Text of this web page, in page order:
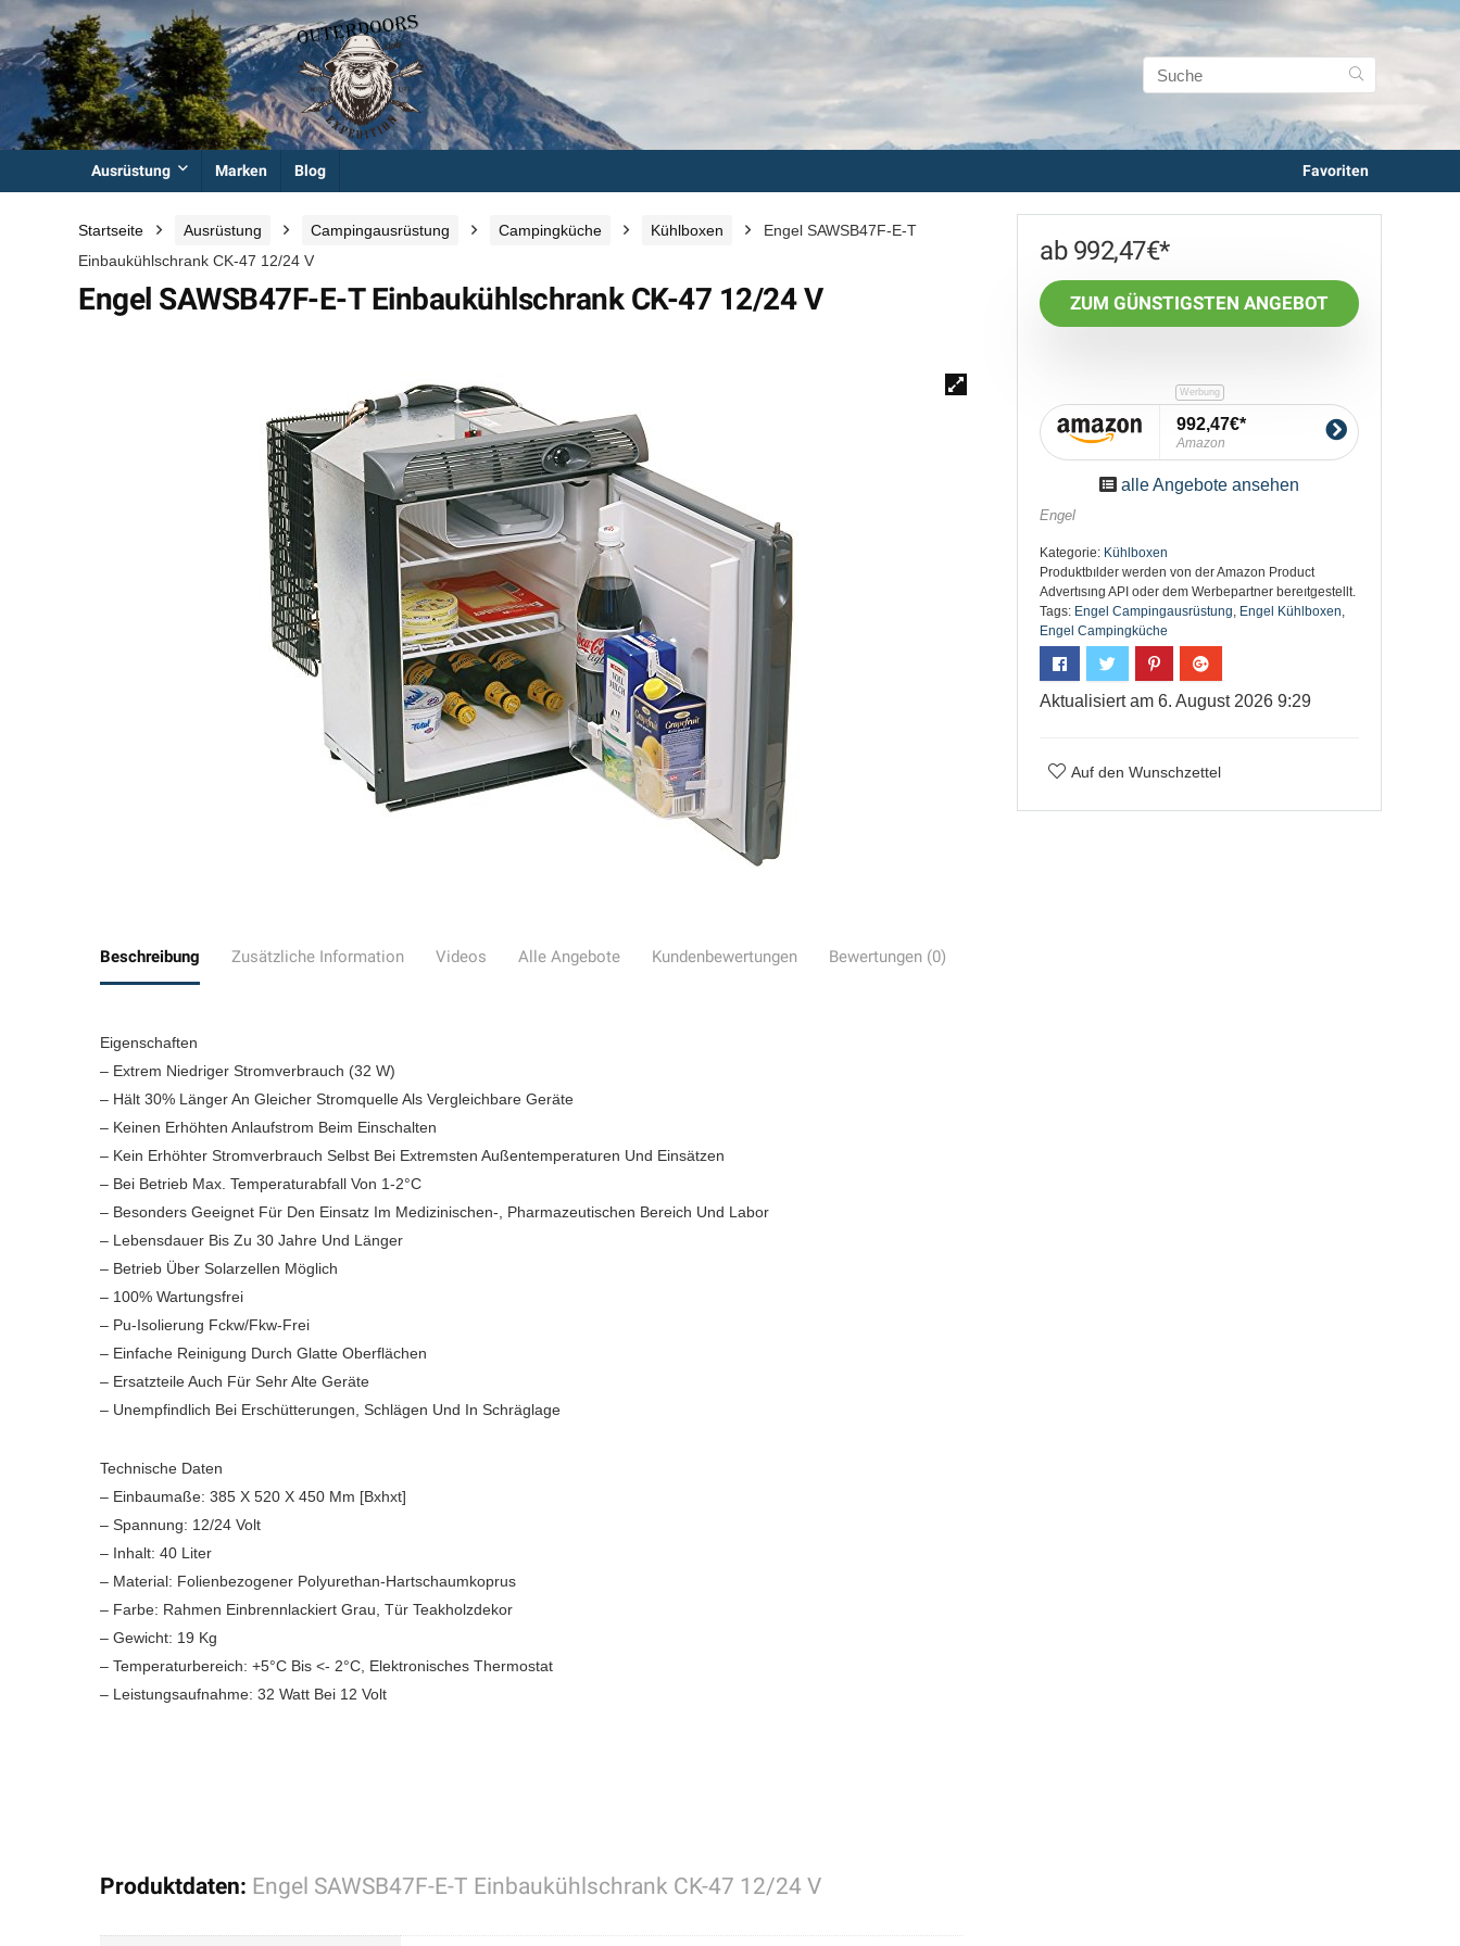
Ausrüstung Marken Blog Favoriten
Startseite Ausrüstung Campingausrüstung Campingküche Kühlboxen
Engel SAWSB47F-E-T
Einbaukühlschrank CK-47 12/24 V
Engel SAWSB47F-E-T Einbaukühlschrank CK-47 12/24 V
Beschreibung Zusätzliche Information Videos Alle Angebote Kundenbewertungen Bewertungen (0)
Eigenschaften
– Extrem Niedriger Stromverbrauch (32 W)
– Hält 30% Länger An Gleicher Stromquelle Als Vergleichbare Geräte
– Keinen Erhöhten Anlaufstrom Beim Einschalten
– Kein Erhöhter Stromverbrauch Selbst Bei Extremsten Außentemperaturen Und Einsätzen
– Bei Betrieb Max. Temperaturabfall Von 1-2°C
– Besonders Geeignet Für Den Einsatz Im Medizinischen-, Pharmazeutischen Bereich Und Labor
– Lebensdauer Bis Zu 30 Jahre Und Länger
– Betrieb Über Solarzellen Möglich
– 100% Wartungsfrei
– Pu-Isolierung Fckw/Fkw-Frei
– Einfache Reinigung Durch Glatte Oberflächen
– Ersatzteile Auch Für Sehr Alte Geräte
– Unempfindlich Bei Erschütterungen, Schlägen Und In Schräglage
Technische Daten
– Einbaumaße: 385 X 520 X 450 Mm [Bxhxt]
– Spannung: 12/24 Volt
– Inhalt: 40 Liter
– Material: Folienbezogener Polyurethan-Hartschaumkoprus
– Farbe: Rahmen Einbrennlackiert Grau, Tür Teakholzdekor
– Gewicht: 19 Kg
– Temperaturbereich: +5°C Bis <- 2°C, Elektronisches Thermostat
– Leistungsaufnahme: 32 Watt Bei 12 Volt
Produktdaten: Engel SAWSB47F-E-T Einbaukühlschrank CK-47 12/24 V
992,47€
ZUM GÜNSTIGSTEN ANGEBOT
992,47€
Amazon
alle Angebote ansehen
Engel
Kategorie: Kühlboxen
Produktbılder werden von der Amazon Product
Advertısıng API oder dem Werbepartner bereıtgestellt.
Tags: Engel Campingausrüstung, Engel Kühlboxen,
Engel Campingküche
Aktualisiert am 6. August 2026 9:29
Auf den Wunschzettel